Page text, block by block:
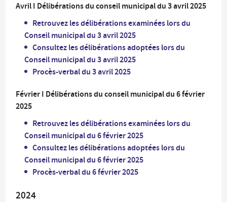
Avril I Délibérations du conseil municipal du 3 avril 2025
Retrouvez les délibérations examinées lors du
Conseil municipal du 3 avril 2025
Consultez les délibérations adoptées lors du
Conseil municipal du 3 avril 2025
Procès-verbal du 3 avril 2025
Février I Délibérations du conseil municipal du 6 février
2025
Retrouvez les délibérations examinées lors du
Conseil municipal du 6 février 2025
Consultez les délibérations adoptées lors du
Conseil municipal du 6 février 2025
Procès-verbal du 6 février 2025
2024